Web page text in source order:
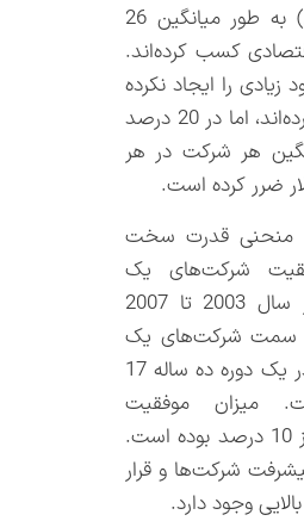
دوم، سوم و چهارم) به طور میانگین 26
کسب کرده‌اند.
را ایجاد نکرده
و ضرر زیادی هم نکرده‌اند، اما در 20 درصد
هر شرکت در هر
منحنی قدرت سخت
شرکت‌های یک
پنجم پایین، که از سال 2003 تا 2007
سمت شرکت‌های یک
پنجم بالا کرده‌اند، در یک دوره ده ساله 17
میزان موفقیت
شرکت‌های میانه نیز 10 درصد بوده است.
شرکت‌ها و قرار
وجود دارد.